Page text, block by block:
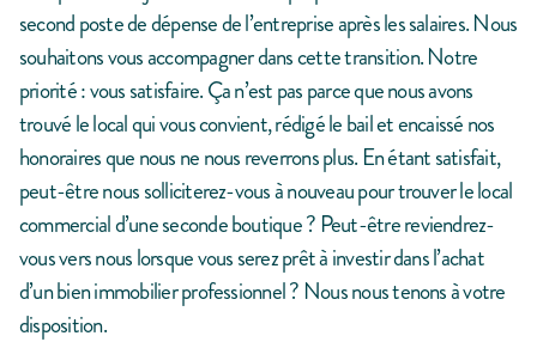
second poste de dépense de l’entreprise après les salaires. Nous
souhaitons vous accompagner dans cette transition. Notre
priorité : vous satisfaire. Ça n’est pas parce que nous avons
trouvé le local qui vous convient, rédigé le bail et encaissé nos
honoraires que nous ne nous reverrons plus. En étant satisfait,
peut-être nous solliciterez-vous à nouveau pour trouver le local
commercial d’une seconde boutique ? Peut-être reviendrez-
vous vers nous lorsque vous serez prêt à investir dans l’achat
d’un bien immobilier professionnel ? Nous nous tenons à votre
disposition.